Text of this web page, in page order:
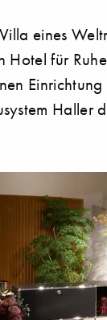
eines
Hotel für
Haller